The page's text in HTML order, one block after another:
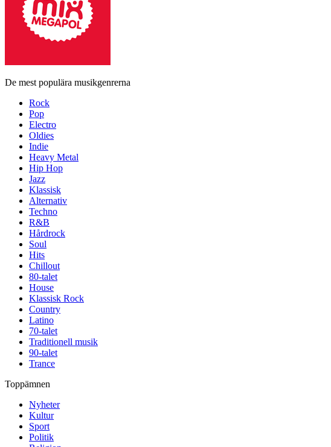
De mest populära musikgenrerna
Rock
Pop
Electro
Oldies
Indie
Heavy Metal
Hip Hop
Jazz
Klassisk
Alternativ
Techno
R&B
Hårdrock
Soul
Hits
Chillout
80-talet
House
Klassisk Rock
Country
Latino
70-talet
Traditionell musik
90-talet
Trance
Toppämnen
Nyheter
Kultur
Sport
Politik